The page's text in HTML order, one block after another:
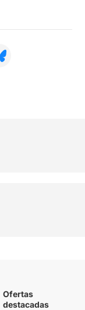
Ofertas
destacadas